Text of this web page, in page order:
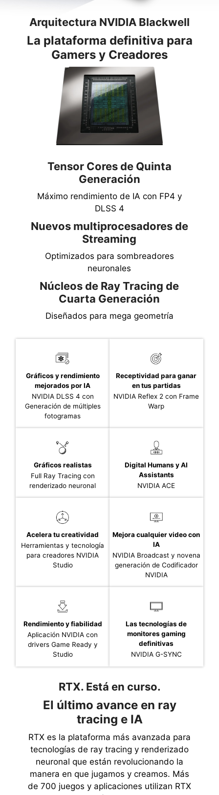
Arquitectura NVIDIA Blackwell
La plataforma definitiva para
Gamers y Creadores
Tensor Cores de Quinta
Generación
Máximo rendimiento de IA con FP4 y
DLSS 4
Nuevos multiprocesadores de
Streaming
Optimizados para sombreadores
neuronales
Núcleos de Ray Tracing de
Cuarta Generación
Diseñados para mega geometría
Gráficos y rendimiento
mejorados por IA
NVIDIA DLSS 4 con
Generación de múltiples
fotogramas
Receptividad para ganar
en tus partidas
NVIDIA Reflex 2 con Frame
Warp
Gráficos realistas
Full Ray Tracing con
renderizado neuronal
Digital Humans y AI
Assistants
NVIDIA ACE
Acelera tu creatividad
Herramientas y tecnología
para creadores NVIDIA
Studio
Mejora cualquier video con
IA
NVIDIA Broadcast y novena
generación de Codificador
NVIDIA
Rendimiento y fiabilidad
Aplicación NVIDIA con
drivers Game Ready y
Studio
Las tecnologías de
monitores gaming
definitivas
NVIDIA G-SYNC
RTX. Está en curso.
El último avance en ray
tracing e IA
RTX es la plataforma más avanzada para
tecnologías de ray tracing y renderizado
neuronal que están revolucionando la
manera en que jugamos y creamos. Más
de 700 juegos y aplicaciones utilizan RTX